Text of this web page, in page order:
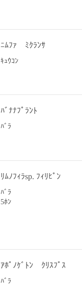
ﾆﾑﾌｧ ﾐｸﾗﾝｻ
ｷｭｳｺﾝ
ﾊﾞﾅﾅﾌﾟﾗﾝﾄ
ﾊﾞﾗ
ﾘﾑﾉﾌｨﾗsp. ﾌｨﾘﾋﾟﾝ
ﾊﾞﾗ
5ﾎﾝ
ｱﾎﾟﾉｹﾞﾄﾝ ｸﾘｽﾌﾟｽ
ﾊﾞﾗ